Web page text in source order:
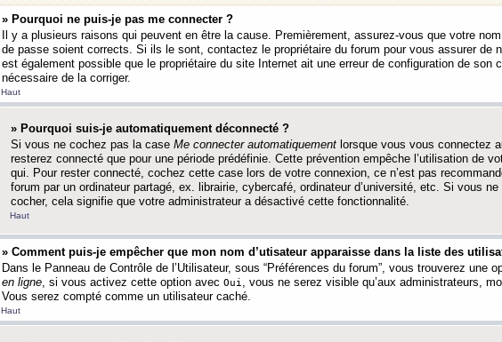
» Pourquoi ne puis-je pas me connecter ?
Il y a plusieurs raisons qui peuvent en être la cause. Premièrement, assurez-vous que votre
de passe soient corrects. Si ils le sont, contactez le propriétaire du forum pour vous assurer de
est également possible que le propriétaire du site Internet ait une erreur de configuration de son
nécessaire de la corriger.
Haut
» Pourquoi suis-je automatiquement déconnecté ?
Si vous ne cochez pas la case Me connecter automatiquement lorsque vous vous connectez
resterez connecté que pour une période prédéfinie. Cette prévention empêche l’utilisation de
qui. Pour rester connecté, cochez cette case lors de votre connexion, ce n’est pas
forum par un ordinateur partagé, ex. librairie, cybercafé, ordinateur d’université, etc. Si vous
cocher, cela signifie que votre administrateur a désactivé cette fonctionnalité.
Haut
» Comment puis-je empêcher que mon nom d’utisateur apparaisse dans la liste des
Dans le Panneau de Contrôle de l’Utilisateur, sous “Préférences du forum”, vous trouverez une
en ligne, si vous activez cette option avec Oui , vous ne serez visible qu’aux administrateurs,
Vous serez compté comme un utilisateur caché.
Haut